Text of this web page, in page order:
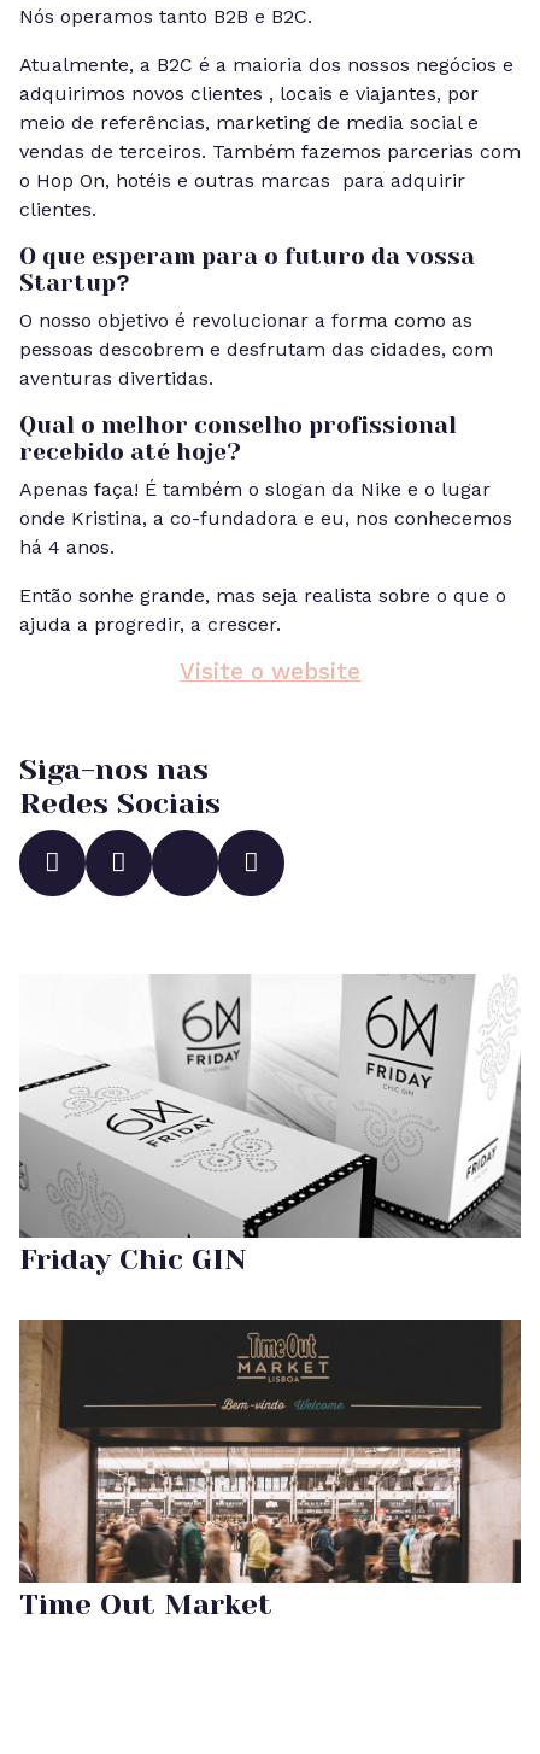
Nós operamos tanto B2B e B2C.
Atualmente, a B2C é a maioria dos nossos negócios e
adquirimos novos clientes , locais e viajantes, por
meio de referências, marketing de media social e
vendas de terceiros. Também fazemos parcerias com
o Hop On, hotéis e outras marcas para adquirir
clientes.
O que esperam para o futuro da vossa
Startup?
O nosso objetivo é revolucionar a forma como as
pessoas descobrem e desfrutam das cidades, com
aventuras divertidas.
Qual o melhor conselho profissional
recebido até hoje?
Apenas faça! É também o slogan da Nike e o lugar
onde Kristina, a co-fundadora e eu, nos conhecemos
há 4 anos.
Então sonhe grande, mas seja realista sobre o que o
ajuda a progredir, a crescer.
Visite o website
Siga-nos nas
Redes Sociais
Friday Chic GIN
Time Out Market